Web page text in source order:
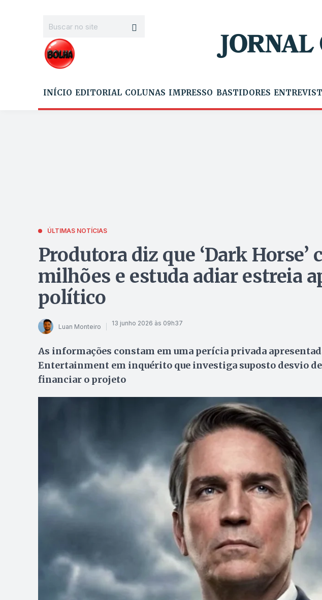
INÍCIO EDITORIAL COLUNAS IMPRESSO BASTIDORES
ÚLTIMAS NOTÍCIAS
Produtora diz que ‘Dark Horse’
milhões e estuda adiar estreia
político
Luan Monteiro 13 junho 2026 às 09h37
As informações constam em uma perícia privada
Entertainment em inquérito que investiga suposto desvio
financiar o projeto